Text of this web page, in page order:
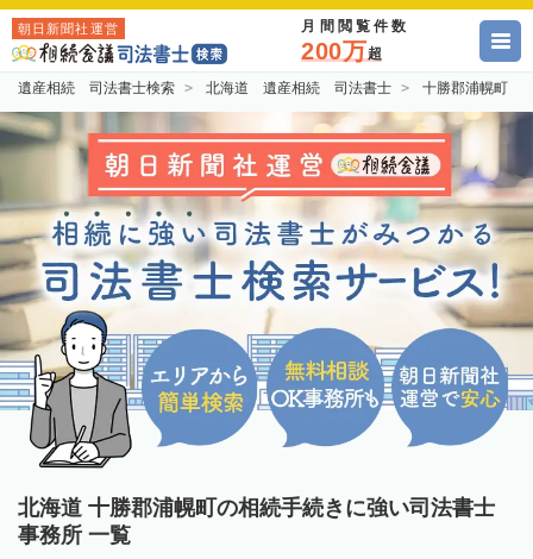
朝日新聞社運営 月間閲覧件数
200万超
遺産相続 司法書士検索 北海道 遺産相続 司法書士 十勝郡浦幌町
北海道 十勝郡浦幌町の相続手続きに強い司法書士
事務所 一覧